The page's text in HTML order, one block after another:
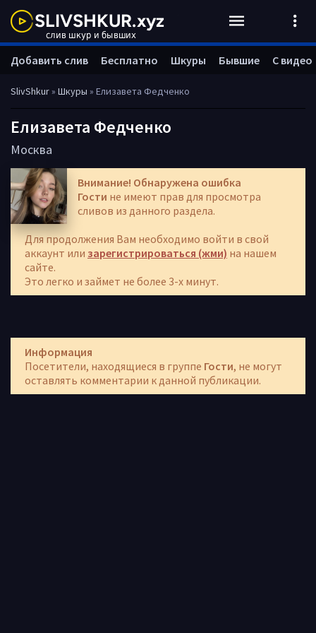
SlivShkur» Шкуры » Елизавета Федченко
Елизавета Федченко
Москва
Внимание! Обнаружена ошибка
Гости не имеют прав для просмотра
сливов из данного раздела.
Для продолжения Вам необходимо войти в свой
аккаунт или зарегистрироваться (жми) на нашем
сайте.
Это легко и займет не более 3-х минут.
Информация
Посетители, находящиеся в группе Гости, не могут
оставлять комментарии к данной публикации.
Добавить слив Бесплатно Шкуры Бывшие С видео